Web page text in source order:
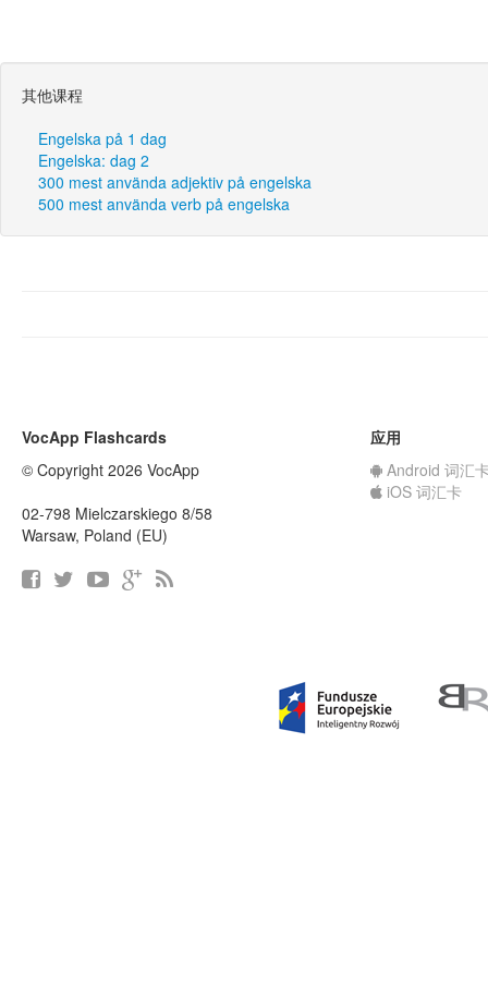
其他课程
Engelska på 1 dag
Engelska: dag 2
300 mest använda adjektiv på engelska
500 mest använda verb på engelska
VocApp Flashcards
© Copyright 2026 VocApp
02-798 Mielczarskiego 8/58
Warsaw, Poland (EU)
应用
Android 词汇
iOS 词汇卡